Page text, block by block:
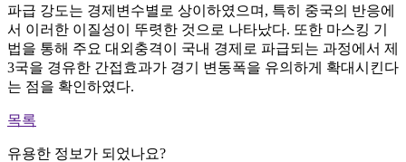
파급 강도는 경제변수별로 상이하였으며, 특히 중국의 반응에
서 이러한 이질성이 뚜렷한 것으로 나타났다. 또한 마스킹 기
법을 통해 주요 대외충격이 국내 경제로 파급되는 과정에서 제
3국을 경유한 간접효과가 경기 변동폭을 유의하게 확대시킨다
는 점을 확인하였다.
목록
유용한 정보가 되었나요?